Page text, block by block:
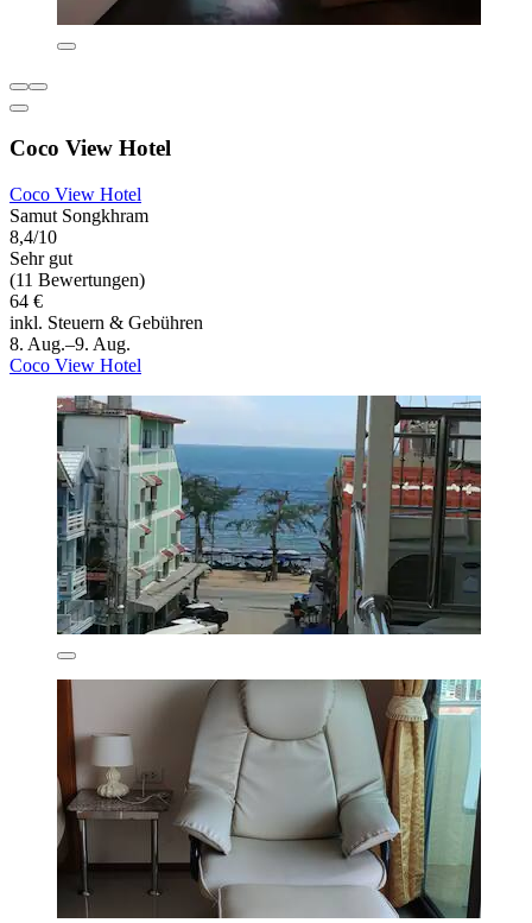
Coco View Hotel
Coco View Hotel
Samut Songkhram
8,4/10
Sehr gut
(11 Bewertungen)
64 €
inkl. Steuern & Gebühren
8. Aug.–9. Aug.
Coco View Hotel